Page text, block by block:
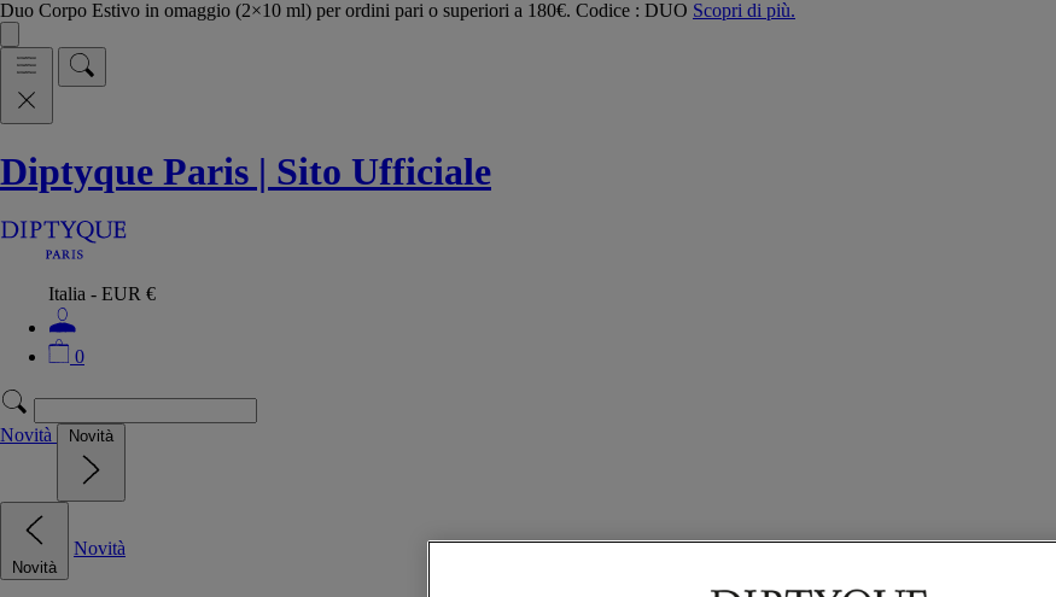
Duo Corpo Estivo in omaggio (2×10 ml) per ordini pari o superiori a 180€. Codice : DUO Scopri di più.
Diptyque Paris | Sito Ufficiale
Italia - EUR €
0
Novità Novità
Novità
Novità